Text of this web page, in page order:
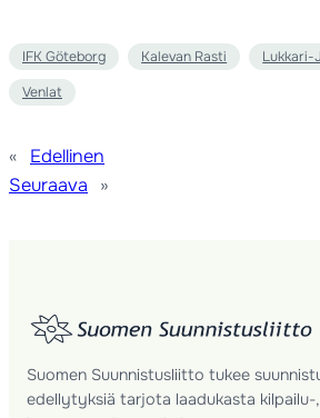
IFK Göteborg Kalevan Rasti Lukkari-
Venlat
«
Edellinen
Seuraava
»
Suomen Suunnistusliitto tukee
edellytyksiä tarjota laadukasta kilpailu-